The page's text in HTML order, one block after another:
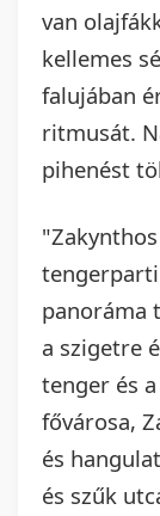
van
kellemes
falujában
ritmusát.
pihenést
panoráma
a szigetre
tenger és
fővárosa,
és
és szűk